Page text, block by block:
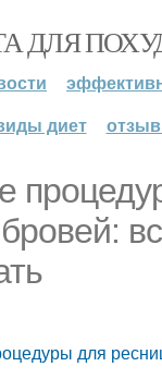
ДЛЯ
диет
для